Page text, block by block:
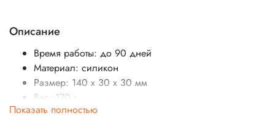
Описание
Время работы: до 90 дней
Материал: силикон
Размер: 140 х 30 х 30 мм
Вес: 170 г
Показать полностью